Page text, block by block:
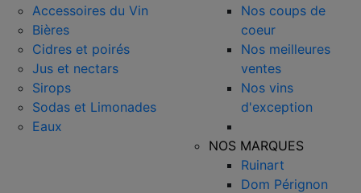
Accessoires du Vin
Bières
Cidres et poirés
Jus et nectars
Sirops
Sodas et Limonades
Eaux
Nos coups de
coeur
Nos meilleures
ventes
Nos vins
d'exception
NOS MARQUES
Ruinart
Dom Pérignon